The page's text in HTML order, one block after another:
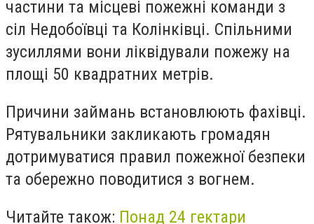
частини та місцеві пожежні команди з
сіл Недобоївці та Колінківці. Спільними
зусиллями вони ліквідували пожежу на
площі 50 квадратних метрів.
Причини займань встановлюють фахівці.
Рятувальники закликають громадян
дотримуватися правил пожежної безпеки
та обережно поводитися з вогнем.
Читайте також: Понад 24 гектари